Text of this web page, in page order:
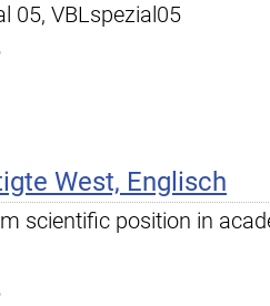
05, VBLspezial05
West, Englisch
scientific position in